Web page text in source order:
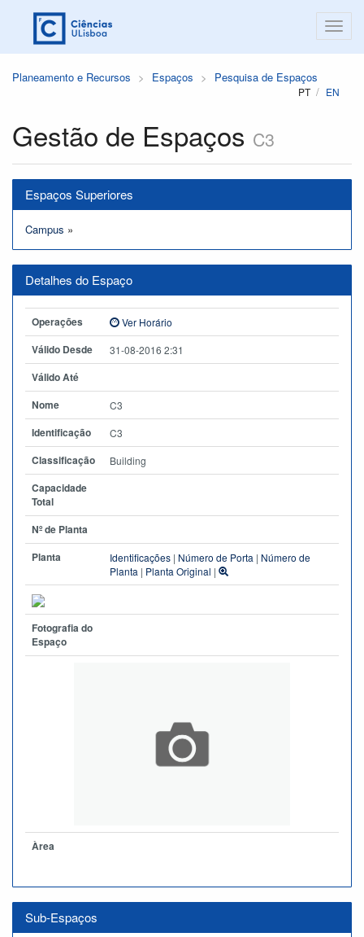
Planeamento e Recursos Espaços Pesquisa de Espaços
PT EN
Gestão de Espaços C3
Espaços Superiores
Campus »
Detalhes do Espaço
Operações Ver Horário
Válido Desde 31-08-2016 2:31
Válido Até
Nome
C3
Identificação C3
Classificação Building
Capacidade
Total
Nº de Planta
Planta
Identificações | Número de Porta | Número de
Planta | Planta Original |
Fotografia do
Espaço
Àrea
Sub-Espaços